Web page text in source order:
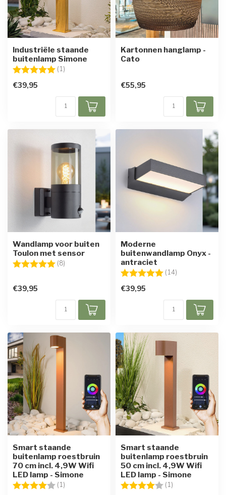
Industriële staande
buitenlamp Simone
Beoordeling: (1)
€39,95
Kartonnen hanglamp -
Cato
€55,95
Wandlamp voor buiten
Toulon met sensor
Beoordeling: (8)
€39,95
Moderne
buitenwandlamp Onyx -
antraciet
Beoordeling: (14)
€39,95
Smart staande
buitenlamp roestbruin
70 cm incl. 4,9W Wifi
LED lamp - Simone
Beoordeling: (1)
Smart staande
buitenlamp roestbruin
50 cm incl. 4,9W Wifi
LED lamp - Simone
Beoordeling: (1)